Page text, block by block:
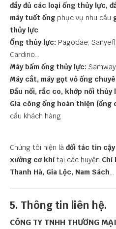
đầy đủ các loại ống thủy lực,
máy tuốt ống phục vụ nhu cầu
thủy lực
Ống thủy lực: Pagodae,
Cardino...
Máy bấm ống thủy lực:
Máy cắt, máy gọt vỏ ống
Đầu nối, rắc co, khớp nối thủy
Gia công ống hoàn thiện (ống
cầu khách hàng
Chúng tôi hiện là đối tác tin cậy
xưởng cơ khítại các huyện Chí
Thanh Hà, Gia Lộc, Nam Sách
5. Thông tin liên hệ.
CÔNG TY TNHH THƯƠNG